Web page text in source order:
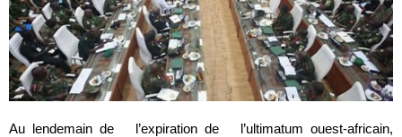
Au lendemain de l’expiration de l’ultimatum ouest-africain,